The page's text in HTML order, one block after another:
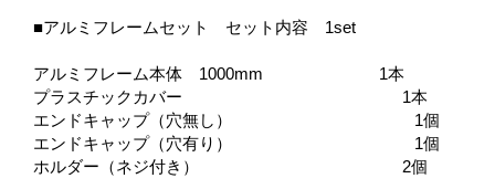
■アルミフレームセット セット内容 1set
アルミフレーム本体 1000mm 1本
プラスチックカバー 1本
エンドキャップ（穴無し） 1個
エンドキャップ（穴有り） 1個
ホルダー（ネジ付き） 2個